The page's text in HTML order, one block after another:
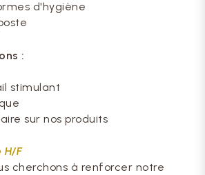
d'hygiène
:
stimulant
sur nos produits
H/F
cherchons à renforcer notre